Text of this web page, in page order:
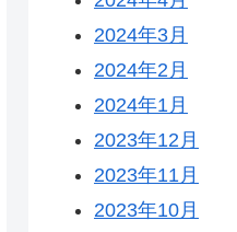
2024年3月
2024年2月
2024年1月
2023年12月
2023年11月
2023年10月